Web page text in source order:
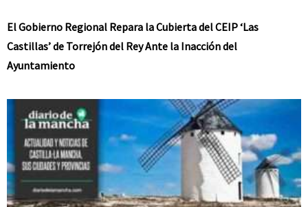
El Gobierno Regional Repara la Cubierta del CEIP ‘Las
Castillas’ de Torrejón del Rey Ante la Inacción del
Ayuntamiento